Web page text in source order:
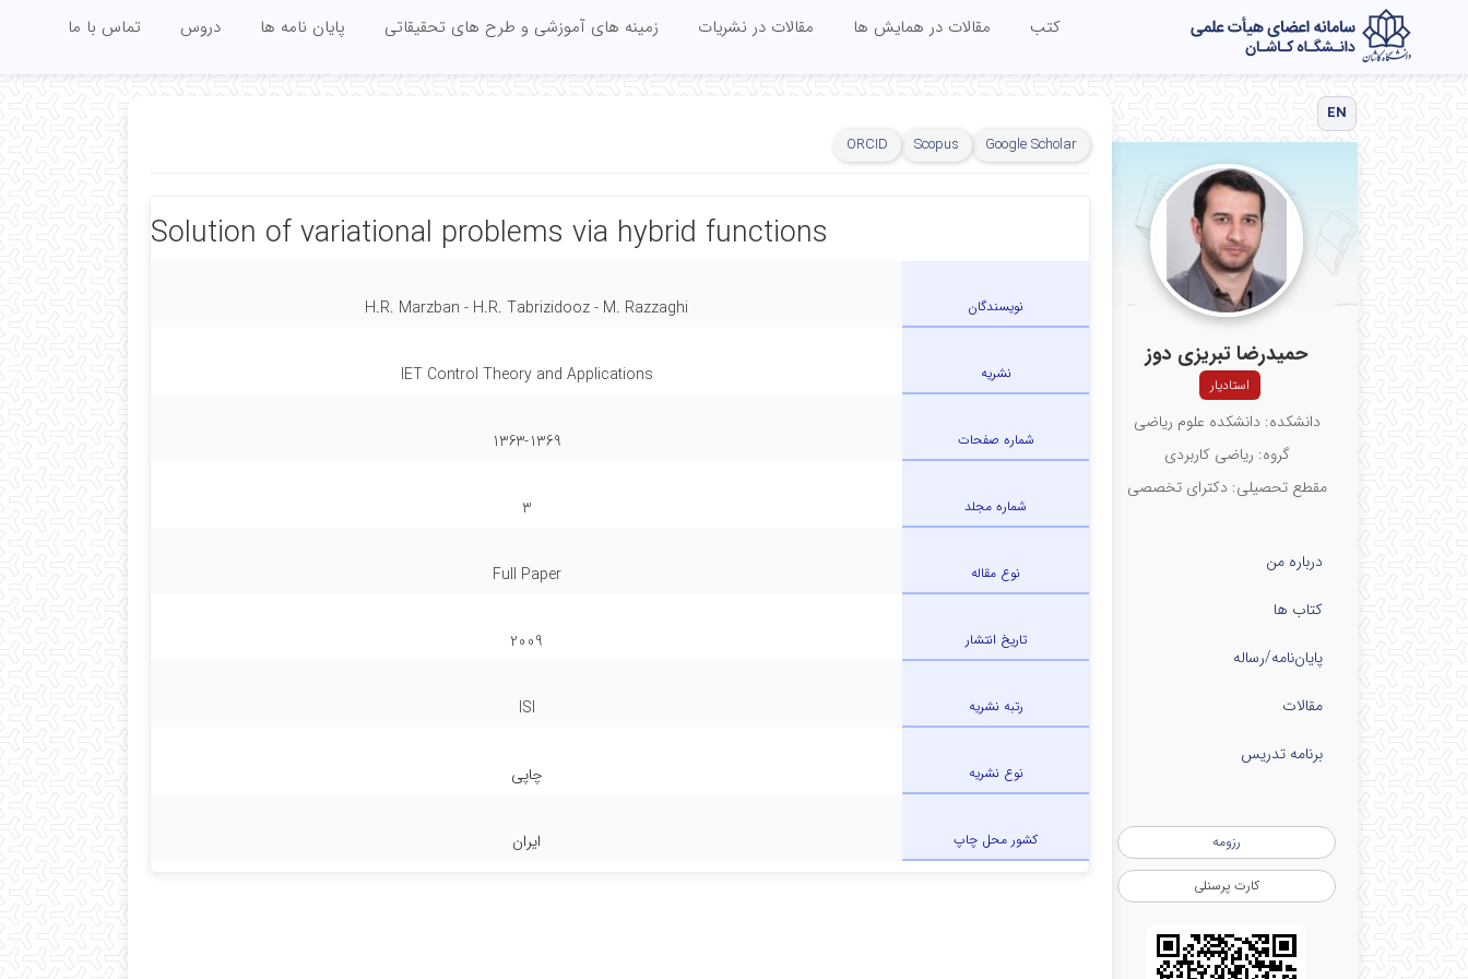
کتب مقالات در همایش ها مقالات در نشریات زمینه های آموزشی و طرح های تحقیقاتی پایان نامه ها دروس تماس با ما
EN
حمیدرضا تبریزی دوز
استادیار
دانشکده: دانشکده علوم ریاضی
گروه: ریاضی کاربردی
مقطع تحصیلی: دکترای تخصصی
درباره من
کتاب ها
پایان‌نامه‌/رساله
مقالات
برنامه تدریس
رزومه
کارت پرسنلی
Google Scholar
Scopus
ORCID
Solution of variational problems via hybrid functions
نویسندگان H.R. Marzban - H.R. Tabrizidooz - M. Razzaghi
نشریه IET Control Theory and Applications
شماره صفحات 1363-1369
شماره مجلد 3
نوع مقاله Full Paper
تاریخ انتشار 2009
رتبه نشریه ISI
نوع نشریه چاپی
کشور محل چاپ ایران